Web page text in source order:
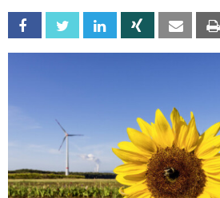
Facebook Twitter Linkedin Xing Email